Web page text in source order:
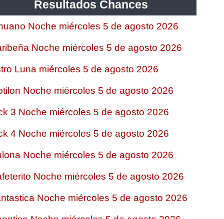
Resultados Chances
Noche miércoles 5 de agosto 2026
Noche miércoles 5 de agosto 2026
Luna miércoles 5 de agosto 2026
Noche miércoles 5 de agosto 2026
3 Noche miércoles 5 de agosto 2026
4 Noche miércoles 5 de agosto 2026
Noche miércoles 5 de agosto 2026
Noche miércoles 5 de agosto 2026
Noche miércoles 5 de agosto 2026